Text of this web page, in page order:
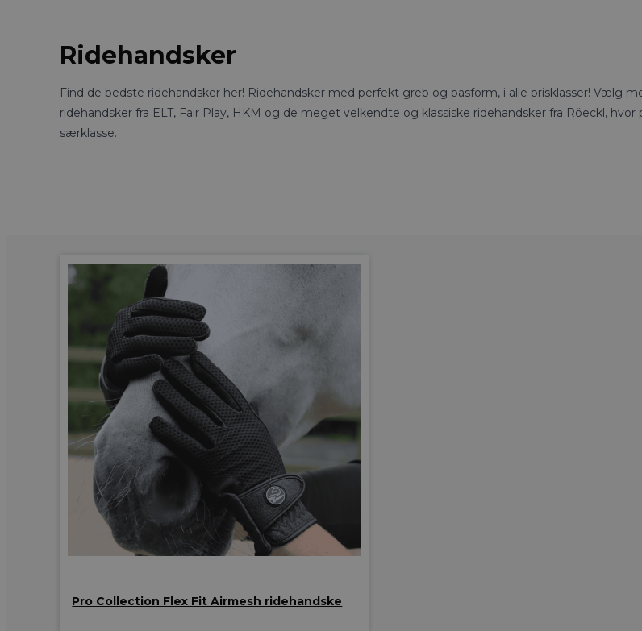
Ridehandsker
Find de bedste ridehandsker her! Ridehandsker med perfekt greb og pasform, i alle prisklasser! Vælg
ridehandsker fra ELT, Fair Play, HKM og de meget velkendte og klassiske ridehandsker fra Röeckl,
særklasse.
Pro Collection Flex Fit Airmesh ridehandske